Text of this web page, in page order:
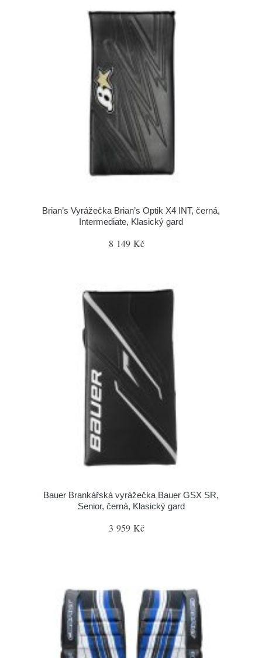
Brian’s Vyrážečka Brian’s Optik X4 INT, černá,
Intermediate, Klasický gard
8 149 Kč
Bauer Brankářská vyrážečka Bauer GSX SR,
Senior, černá, Klasický gard
3 959 Kč